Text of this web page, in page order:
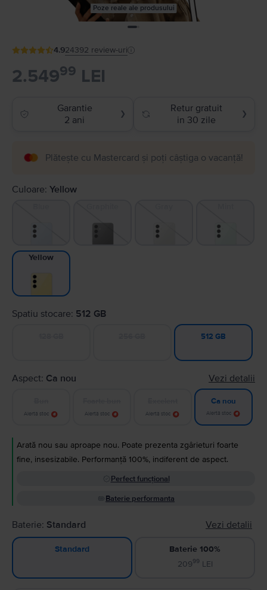
Poze reale ale produsului
4.924392 review-uri
2.54999 LEI
Garantie
2 ani
❯
Retur gratuit
in 30 zile
❯
Plătește cu Mastercard și poți câștiga o vacanță!
Culoare: Yellow
Yellow
Spatiu stocare: 512 GB
512 GB
Aspect: Ca nou Vezi detalii
Alertă stoc Alertă stoc Alertă stoc
Ca nou
Alertă stoc
Arată nou sau aproape nou. Poate prezenta zgârieturi foarte
fine, insesizabile. Performanță 100%, indiferent de aspect.
Perfect funcțional
Baterie performanta
Baterie: Standard Vezi detalii
Standard
Baterie 100%
20999LEI